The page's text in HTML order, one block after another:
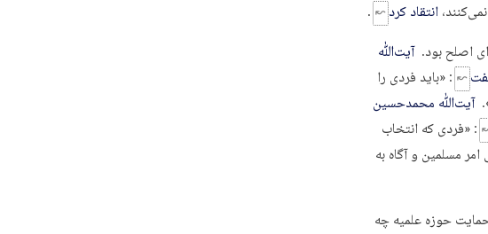
انتقاد کرد
.
اصلح بود.آیت‌ﷲ
: «باید فردی را
آیت‌ﷲ محمدحسین
: «فردی که انتخاب
مسلمین و آگاه به
حوزه علمیه چه